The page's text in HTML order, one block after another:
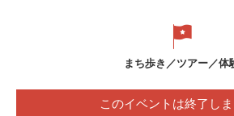
まち歩き／ツアー／体
このイベントは終了しま